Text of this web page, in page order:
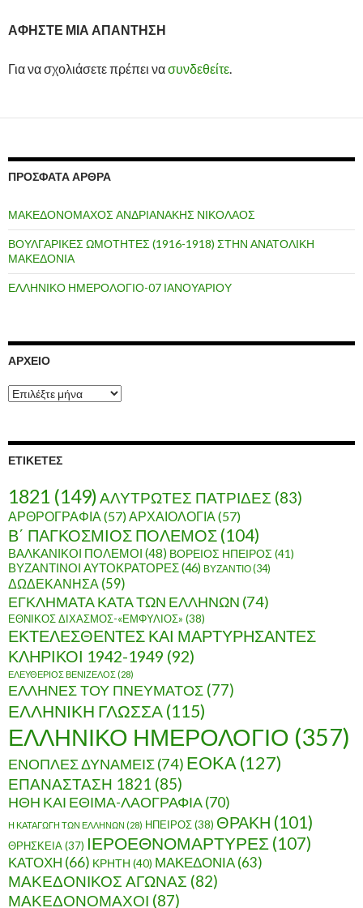
ΑΦΉΣΤΕ ΜΙΑ ΑΠΆΝΤΗΣΗ
Για να σχολιάσετε πρέπει νασυνδεθείτε.
ΠΡΌΣΦΑΤΑ ΆΡΘΡΑ
ΜΑΚΕΔΟΝΟΜΑΧΟΣ ΑΝΔΡΙΑΝΑΚΗΣ ΝΙΚΟΛΑΟΣ
ΒΟΥΛΓΑΡΙΚΕΣ ΩΜΟΤΗΤΕΣ (1916-1918) ΣΤΗΝ ΑΝΑΤΟΛΙΚΗ
ΜΑΚΕΔΟΝΙΑ
ΕΛΛΗΝΙΚΟ ΗΜΕΡΟΛΟΓΙΟ-07 ΙΑΝΟΥΑΡΙΟΥ
ΑΡΧΕΊΟ
Α
ο
ΕΤΙΚΈΤΕΣ
1821 (149)ΑΛΥΤΡΩΤΕΣ ΠΑΤΡΙΔΕΣ (83)
ΑΡΘΡΟΓΡΑΦΙΑ(57)ΑΡΧΑΙΟΛΟΓΙΑ(57)
Β΄ ΠΑΓΚΟΣΜΙΟΣ ΠΟΛΕΜΟΣ (104)
ΒΑΛΚΑΝΙΚΟΙ ΠΟΛΕΜΟΙ (48) ΒΟΡΕΙΟΣ ΗΠΕΙΡΟΣ (41)
ΒΥΖΑΝΤΙΝΟΙ ΑΥΤΟΚΡΑΤΟΡΕΣ(46) ΒΥΖΑΝΤΙΟ(34)
ΔΩΔΕΚΑΝΗΣΑ (59)
ΕΓΚΛΗΜΑΤΑ ΚΑΤΑ ΤΩΝ ΕΛΛΗΝΩΝ (74)
ΕΘΝΙΚΟΣ ΔΙΧΑΣΜΟΣ-«ΕΜΦΥΛΙΟΣ» (38)
ΕΚΤΕΛΕΣΘΕΝΤΕΣ ΚΑΙ ΜΑΡΤΥΡΗΣΑΝΤΕΣ
ΚΛΗΡΙΚΟΙ 1942-1949 (92)
ΕΛΕΥΘΕΡΙΟΣ ΒΕΝΙΖΕΛΟΣ (28)
ΕΛΛΗΝΕΣ ΤΟΥ ΠΝΕΥΜΑΤΟΣ (77)
ΕΛΛΗΝΙΚΗ ΓΛΩΣΣΑ (115)
ΕΛΛΗΝΙΚΟ ΗΜΕΡΟΛΟΓΙΟ (357)
ΕΝΟΠΛΕΣ ΔΥΝΑΜΕΙΣ(74) ΕΟΚΑ(127)
ΕΠΑΝΑΣΤΑΣΗ 1821 (85)
ΗΘΗ ΚΑΙ ΕΘΙΜΑ-ΛΑΟΓΡΑΦΙΑ(70)
Η ΚΑΤΑΓΩΓΗ ΤΩΝ ΕΛΛΗΝΩΝ (28) ΗΠΕΙΡΟΣ(38) ΘΡΑΚΗ (101)
ΘΡΗΣΚΕΙΑ(37) ΙΕΡΟΕΘΝΟΜΑΡΤΥΡΕΣ (107)
ΚΑΤΟΧΗ (66) ΚΡΗΤΗ (40) ΜΑΚΕΔΟΝΙΑ(63)
ΜΑΚΕΔΟΝΙΚΟΣ ΑΓΩΝΑΣ (82)
ΜΑΚΕΔΟΝΟΜΑΧΟΙ (87)